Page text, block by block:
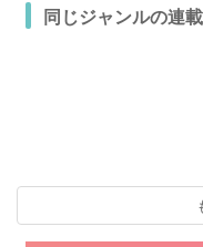
同じジャンルの連載